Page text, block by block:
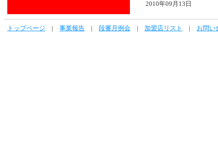
2010年09月13日
トップページ 事業報告 段審月例会 加盟店リスト お問い